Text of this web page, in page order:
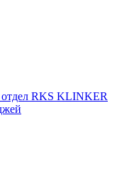
RKS KLINKER